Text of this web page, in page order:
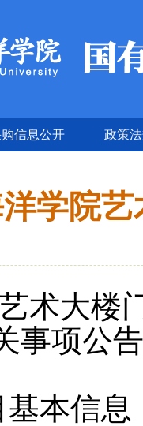
信息公开 政策
学院
术大楼
事项公
本信息